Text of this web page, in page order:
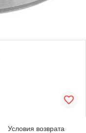
Условия возврата